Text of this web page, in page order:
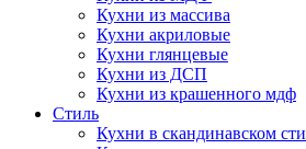
Кухни из массива
Кухни акриловые
Кухни глянцевые
Кухни из ДСП
Кухни из крашенного мдф
Стиль
Кухни в скандинавском